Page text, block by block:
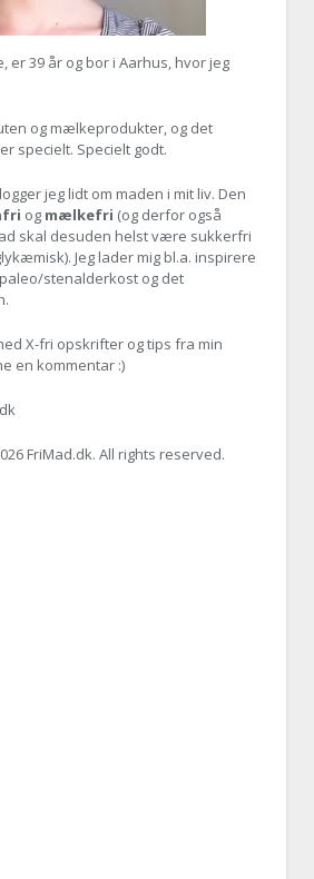
er39 år og bor i Aarhus, hvor jeg
og mælkeprodukter, og det
specielt. Specielt godt.
jeg lidt om maden i mit liv. Den
og mælkefri (og derfor også
skal desuden helst være sukkerfri
Jeg lader mig bl.a. inspirere
paleo/stenalderkost og det
X-fri opskrifter og tips fra min
en kommentar :)
FriMad.dk. All rights reserved.